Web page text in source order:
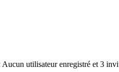
utilisateur enregistré et 3